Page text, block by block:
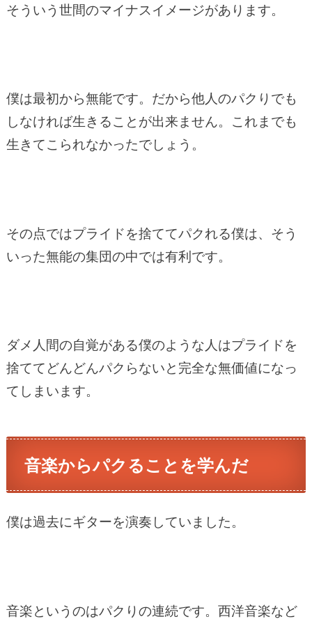
そういう世間のマイナスイメージがあります。
僕は最初から無能です。だから他人のパクりでも
しなければ生きることが出来ません。これまでも
生きてこられなかったでしょう。
その点ではプライドを捨ててパクれる僕は、そう
いった無能の集団の中では有利です。
ダメ人間の自覚がある僕のような人はプライドを
捨ててどんどんパクらないと完全な無価値になっ
てしまいます。
音楽からパクることを学んだ
僕は過去にギターを演奏していました。
音楽というのはパクりの連続です。西洋音楽など